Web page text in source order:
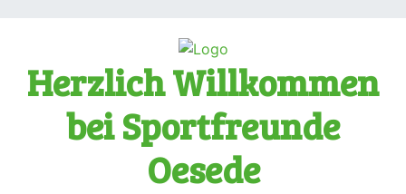
Herzlich Willkommen
bei Sportfreunde
Oesede